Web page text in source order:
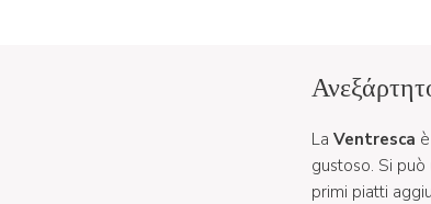
La Ventresca
gustoso. Si
primi piatti